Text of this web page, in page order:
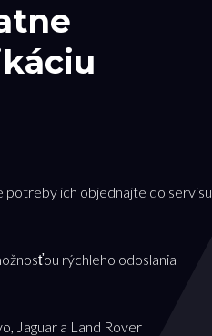
potreby ich objednajte do servisu
rýchleho odoslania
Jaguar a Land Rover